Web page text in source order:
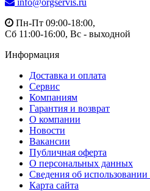
Пн-Пт 09:00-18:00,
Сб 11:00-16:00, Вс - выходной
Информация
Доставка и оплата
Сервис
Компаниям
Гарантия и возврат
О компании
Новости
Вакансии
Публичная оферта
О персональных данных
Сведения об
Карта сайта